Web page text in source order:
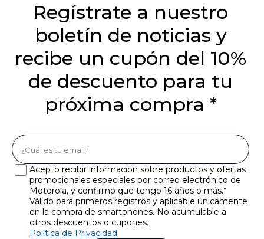
Regístrate a nuestro
boletín de noticias y
recibe un cupón del 10%
de descuento para tu
próxima compra *
Acepto recibir información sobre productos y ofertas
promocionales especiales por correo electrónico de
Motorola, y confirmo que tengo 16 años o más.*
Válido para primeros registros y aplicable únicamente
en la compra de smartphones. No acumulable a
otros descuentos o cupones.
Política de Privacidad